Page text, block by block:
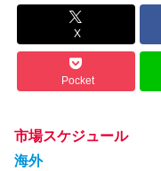
X
Pocket
市場スケジュール
海外